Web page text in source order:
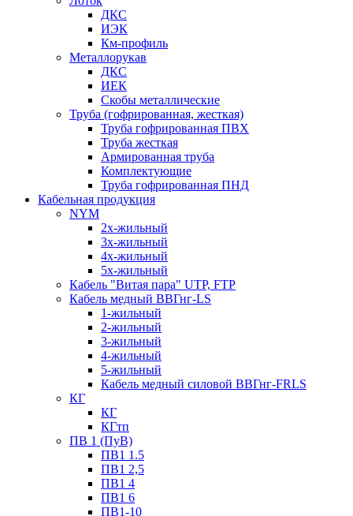
ДКС
ИЭК
Км-профиль
Металлорукав
ДКС
ИЕК
Скобы металлические
Труба (гофрированная, жесткая)
Труба гофрированная ПВХ
Труба жесткая
Армированная труба
Комплектующие
Труба гофрированная ПНД
Кабельная продукция
NYM
2х-жильный
3х-жильный
4х-жильный
5х-жильный
Кабель "Витая пара" UTP, FTP
Кабель медный ВВГнг-LS
1-жильный
2-жильный
3-жильный
4-жильный
5-жильный
Кабель медный силовой ВВГнг-FRLS
КГ
КГ
КГтп
ПВ 1 (ПуВ)
ПВ1 1.5
ПВ1 2,5
ПВ1 4
ПВ1 6
ПВ1-10